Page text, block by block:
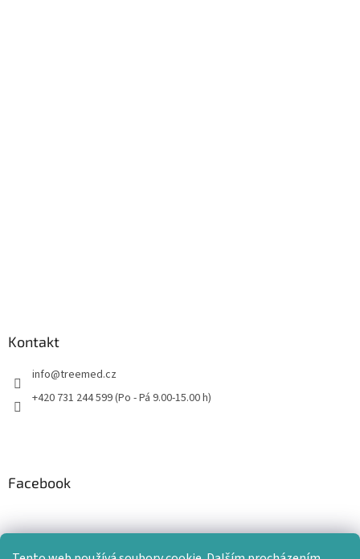
Kontakt
info@treemed.cz
+420 731 244 599 (Po - Pá 9.00-15.00 h)
Facebook